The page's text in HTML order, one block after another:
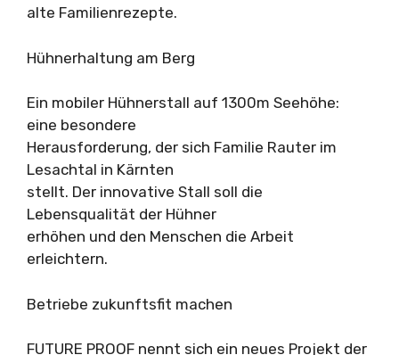
alte Familienrezepte.
Hühnerhaltung am Berg
Ein mobiler Hühnerstall auf 1300m Seehöhe:
eine besondere
Herausforderung, der sich Familie Rauter im
Lesachtal in Kärnten
stellt. Der innovative Stall soll die
Lebensqualität der Hühner
erhöhen und den Menschen die Arbeit
erleichtern.
Betriebe zukunftsfit machen
FUTURE PROOF nennt sich ein neues Projekt der